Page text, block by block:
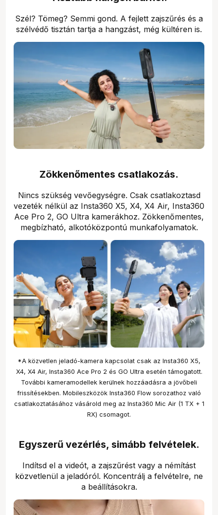
Szél? Tömeg? Semmi gond. A fejlett zajszűrés és a
szélvédő tisztán tartja a hangzást, még kültéren is.
Zökkenőmentes csatlakozás.
Nincs szükség vevőegységre. Csak csatlakoztasd
vezeték nélkül az Insta360 X5, X4, X4 Air, Insta360
Ace Pro 2, GO Ultra kamerákhoz. Zökkenőmentes,
megbízható, alkotóközpontú munkafolyamatok.
*A közvetlen jeladó-kamera kapcsolat csak az Insta360 X5,
X4, X4 Air, Insta360 Ace Pro 2 és GO Ultra esetén támogatott.
További kameramodellek kerülnek hozzáadásra a jövőbeli
frissítésekben. Mobileszközök Insta360 Flow sorozathoz való
csatlakoztatásához vásárold meg az Insta360 Mic Air (1 TX + 1
RX) csomagot.
Egyszerű vezérlés, simább felvételek.
Indítsd el a videót, a zajszűrést vagy a némítást
közvetlenül a jeladóról. Koncentrálj a felvételre, ne
a beállításokra.